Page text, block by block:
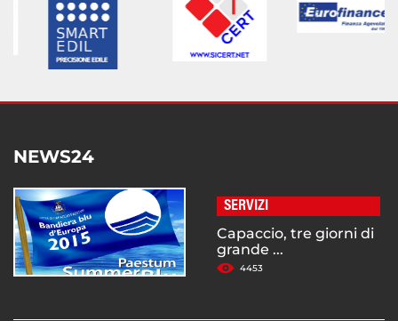
NEWS24
SERVIZI
Capaccio, tre giorni di
grande ...
4453